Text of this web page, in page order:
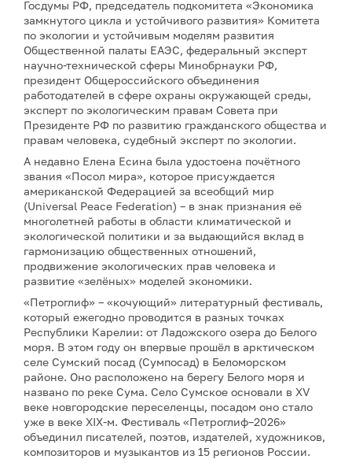
Госдумы РФ, председатель подкомитета «Экономика
замкнутого цикла и устойчивого развития» Комитета
по экологии и устойчивым моделям развития
Общественной палаты ЕАЭС, федеральный эксперт
научно-технической сферы Минобрнауки РФ,
президент Общероссийского объединения
работодателей в сфере охраны окружающей среды,
эксперт по экологическим правам Совета при
Президенте РФ по развитию гражданского общества и
правам человека, судебный эксперт по экологии.
А недавно Елена Есина была удостоена почётного
звания «Посол мира», которое присуждается
американской Федерацией за всеобщий мир
(Universal Peace Federation) – в знак признания её
многолетней работы в области климатической и
экологической политики и за выдающийся вклад в
гармонизацию общественных отношений,
продвижение экологических прав человека и
развитие «зелёных» моделей экономики.
«Петроглиф» – «кочующий» литературный фестиваль,
который ежегодно проводится в разных точках
Республики Карелии: от Ладожского озера до Белого
моря. В этом году он впервые прошёл в арктическом
селе Сумский посад (Сумпосад) в Беломорском
районе. Оно расположено на берегу Белого моря и
названо по реке Сума. Село Сумское основали в XV
веке новгородские переселенцы, посадом оно стало
уже в веке XIX-м. Фестиваль «Петроглиф–2026»
объединил писателей, поэтов, издателей, художников,
композиторов и музыкантов из 15 регионов России.